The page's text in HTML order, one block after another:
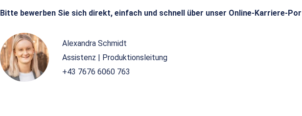
Bitte bewerben Sie sich direkt, einfach und schnell über unser Online-Karriere-
Alexandra Schmidt
Assistenz | Produktionsleitung
+43 7676 6060 763